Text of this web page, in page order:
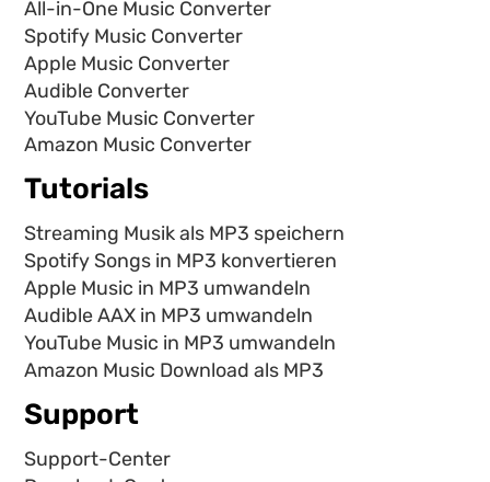
All-in-One Music Converter
Spotify Music Converter
Apple Music Converter
Audible Converter
YouTube Music Converter
Amazon Music Converter
Tutorials
Streaming Musik als MP3 speichern
Spotify Songs in MP3 konvertieren
Apple Music in MP3 umwandeln
Audible AAX in MP3 umwandeln
YouTube Music in MP3 umwandeln
Amazon Music Download als MP3
Support
Support-Center